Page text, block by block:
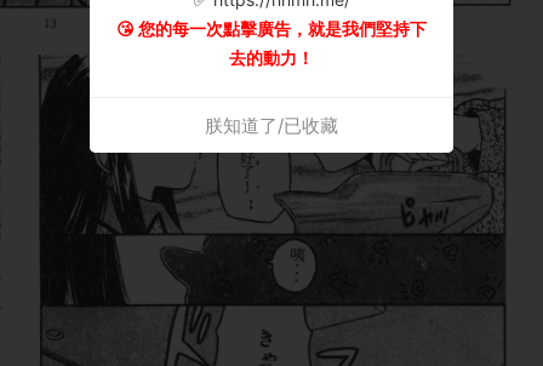
😘 您的每一次點擊廣告，就是我們堅持下
去的動力！
朕知道了/已收藏